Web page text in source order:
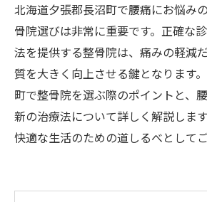
北海道夕張郡長沼町で腰痛にお悩み
骨院選びは非常に重要です。正確な
法を提供する整骨院は、痛みの軽減
質を大きく向上させる鍵となります
町で整骨院を選ぶ際のポイントと、
新の治療法について詳しく解説しま
快適な生活のための道しるべとして